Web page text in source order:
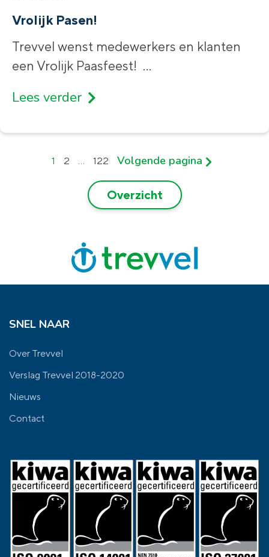
Vrolijk Pasen!
Trevvel wenst medewerkers en klanten
een Vrolijk Paasfeest! ...
Lees verder
1 2 … 122 Volgende pagina
Overzicht
SNEL NAAR
Over Trevvel
Verslag Trevvel 2018-2020
Nieuws
Contact